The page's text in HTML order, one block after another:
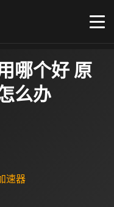
哪个好 原
么办
速器